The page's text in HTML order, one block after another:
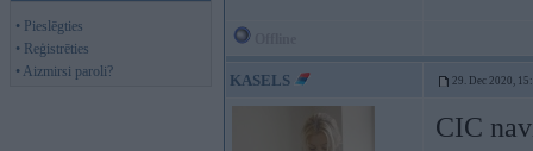
• Pieslēgties
• Reģistrēties
• Aizmirsi paroli?
KASELS 29. Dec 2020,
CIC